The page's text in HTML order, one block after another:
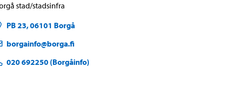
stad/stadsinfra
PB 23, 06101 Borgå
borgainfo@borga.fi
020 692250 (Borgåinfo)